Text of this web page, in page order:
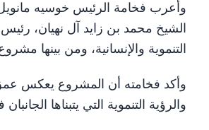
وأعرب فخامة الرئيس خوسيه
الشيخ محمد بن زايد آل نهيان،
التنموية والإنسانية، ومن بينها
وأكد فخامته أن المشروع يعكس عمق
والرؤية التنموية التي يتبناها